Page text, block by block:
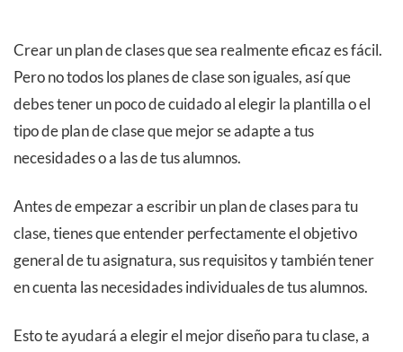
Crear un plan de clases que sea realmente eficaz es fácil.
Pero no todos los planes de clase son iguales, así que
debes tener un poco de cuidado al elegir la plantilla o el
tipo de plan de clase que mejor se adapte a tus
necesidades o a las de tus alumnos.
Antes de empezar a escribir un plan de clases para tu
clase, tienes que entender perfectamente el objetivo
general de tu asignatura, sus requisitos y también tener
en cuenta las necesidades individuales de tus alumnos.
Esto te ayudará a elegir el mejor diseño para tu clase, a